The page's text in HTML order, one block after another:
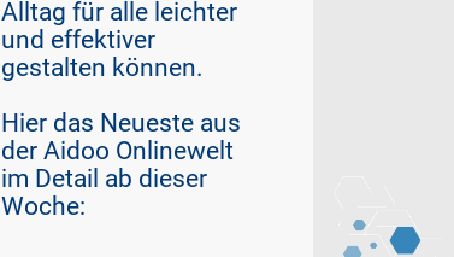
Alltag für alle leichter
und effektiver
gestalten können.
Hier das Neueste aus
der Aidoo Onlinewelt
im Detail ab dieser
Woche: